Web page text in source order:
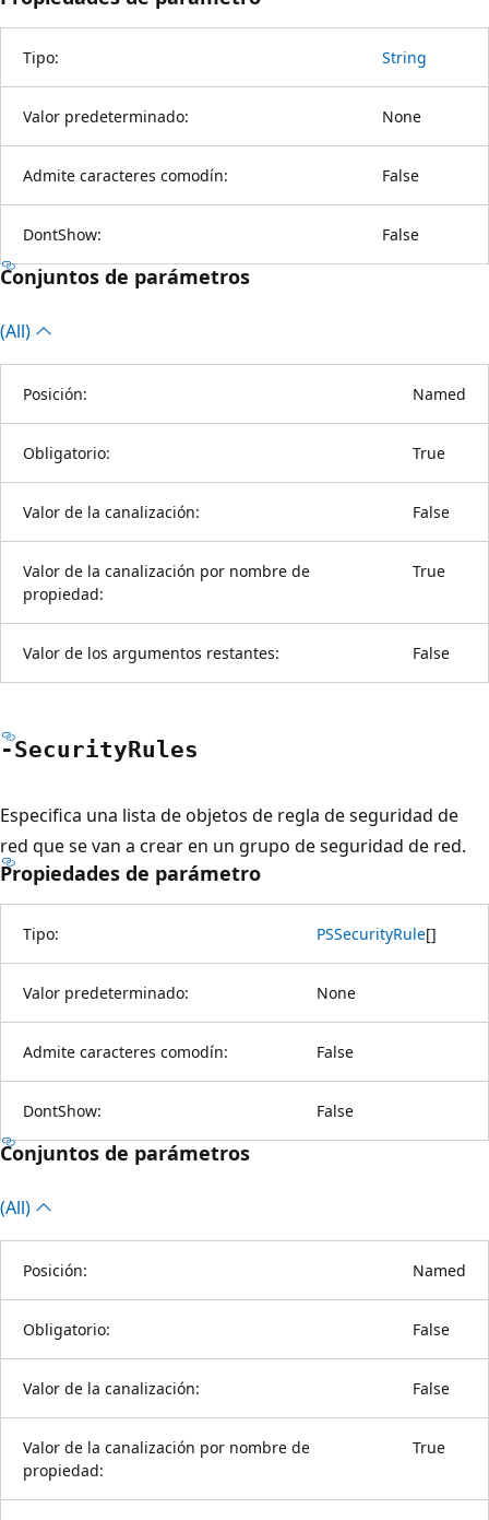
Tipo: String
Valor predeterminado: None
Admite caracteres comodín: False
DontShow: False
Conjuntos de parámetros
(All)
Posición: Named
Obligatorio: True
Valor de la canalización: False
Valor de la canalización por nombre de
propiedad:
True
Valor de los argumentos restantes: False
-SecurityRules
Especifica una lista de objetos de regla de seguridad de
red que se van a crear en un grupo de seguridad de red.
Propiedades de parámetro
Tipo: PSSecurityRule[]
Valor predeterminado: None
Admite caracteres comodín: False
DontShow: False
Conjuntos de parámetros
(All)
Posición: Named
Obligatorio: False
Valor de la canalización: False
Valor de la canalización por nombre de
propiedad:
True